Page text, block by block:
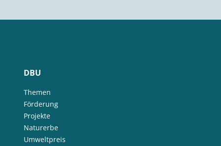
DBU
Themen
Förderung
Projekte
Naturerbe
Umweltpreis